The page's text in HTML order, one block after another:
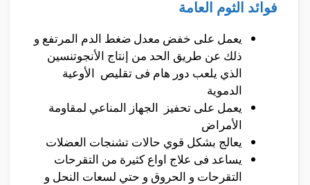
فوائد الثوم العامة
يعمل على خفض معدل ضغط الدم المرتفع و
ذلك عن طريق الحد من إنتاج الأنجوتنسين
الذي يلعب دور هام فى تقليص الأوعية
الدموية
يعمل على تحفيز الجهاز المناعي لمقاومة
الأمراض
يعالج بشكل قوي حالات تشنجات العضلات
يساعد فى علاج اواع كثيرة من التقرحات
التقرحات و الحروق و حتي لسعات النحل و